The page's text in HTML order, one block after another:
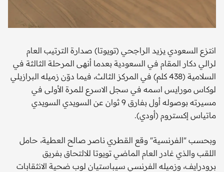
انتزع السعودي يزيد الراجحي (تويوتا) صدارة الترتيب العام
لرالي دكار المقام في السعودية بعدما أنهى المرحلة الثالثة في
السلامية (438 كلم) في المركز الثالث، فيما دوّن زميله البرازيلي
لوكاس مورايس اسمه في سجل الاسرع للمرة الأولى في
مسيرته بوصوله أول بفارق 9 ثوان عن السويدي السويدي
ماتياس إكستروم (أودي).
وبحسب "الفرنسية" وقع القطري ناصر صالح العطية، حامل
اللقب والذي غادر العام الماضي تويوتا للالتحاق بفريق
برودرايف، وزميله الفرنسي سيباستيان لوب ضحية الانثقابات